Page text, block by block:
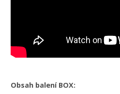
Obsah balení BOX: